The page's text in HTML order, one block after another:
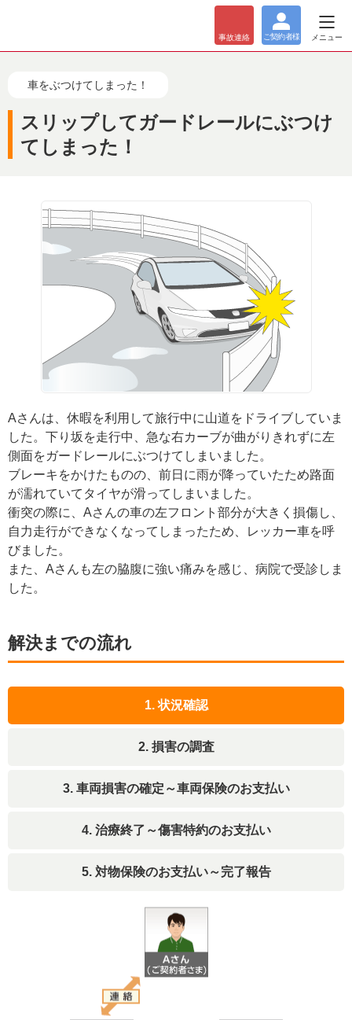
事故連絡 ご契約者様 メニュー
車をぶつけてしまった！
スリップしてガードレールにぶつけ
てしまった！
Aさんは、休暇を利用して旅行中に山道をドライブしていま
した。下り坂を走行中、急な右カーブが曲がりきれずに左
側面をガードレールにぶつけてしまいました。
ブレーキをかけたものの、前日に雨が降っていたため路面
が濡れていてタイヤが滑ってしまいました。
衝突の際に、Aさんの車の左フロント部分が大きく損傷し、
自力走行ができなくなってしまったため、レッカー車を呼
びました。
また、Aさんも左の脇腹に強い痛みを感じ、病院で受診しま
した。
解決までの流れ
1. 状況確認
2. 損害の調査
3. 車両損害の確定～車両保険のお支払い
4. 治療終了～傷害特約のお支払い
5. 対物保険のお支払い～完了報告